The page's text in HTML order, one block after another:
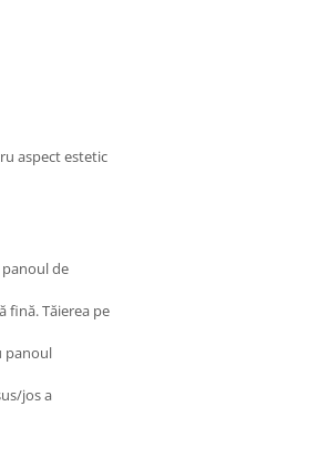
aspect estetic
panoul de
fină. Tăierea pe
panoul
jos a